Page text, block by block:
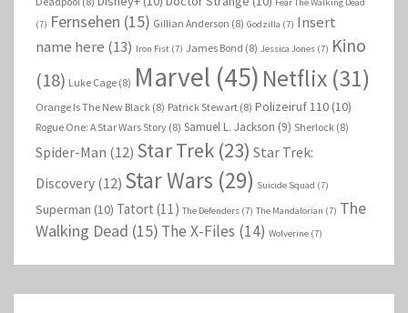
(7) Fernsehen (15) Gillian Anderson (8) Godzilla (7) Insert
name here (13) Iron Fist (7) James Bond (8) Jessica Jones (7) Kino
(18) Luke Cage (8) Marvel (45) Netflix (31)
Orange Is The New Black (8) Patrick Stewart (8) Polizeiruf 110 (10)
Rogue One: A Star Wars Story (8) Samuel L. Jackson (9) Sherlock (8)
Spider-Man (12) Star Trek (23) Star Trek:
Discovery (12) Star Wars (29) Suicide Squad (7)
Superman (10) Tatort (11) The Defenders (7) The Mandalorian (7) The
Walking Dead (15) The X-Files (14) Wolverine (7)